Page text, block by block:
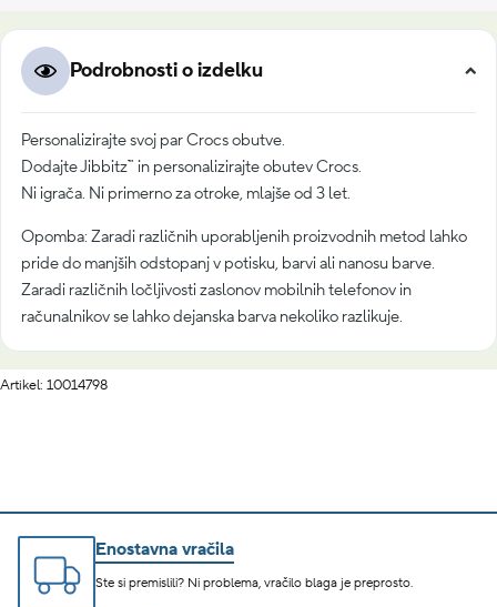
Podrobnosti o izdelku
Personalizirajte svoj par Crocs obutve.
Dodajte Jibbitz™ in personalizirajte obutev Crocs.
Ni igrača. Ni primerno za otroke, mlajše od 3 let.
Opomba: Zaradi različnih uporabljenih proizvodnih metod lahko
pride do manjših odstopanj v potisku, barvi ali nanosu barve.
Zaradi različnih ločljivosti zaslonov mobilnih telefonov in
računalnikov se lahko dejanska barva nekoliko razlikuje.
Artikel: 10014798
Enostavna vračila
Ste si premislili? Ni problema, vračilo blaga je preprosto.